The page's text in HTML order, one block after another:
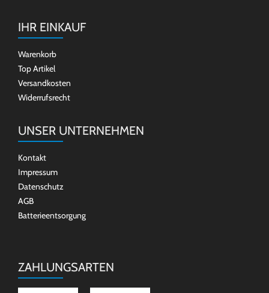
IHR EINKAUF
Warenkorb
Top Artikel
Versandkosten
Widerrufsrecht
UNSER UNTERNEHMEN
Kontakt
Impressum
Datenschutz
AGB
Batterieentsorgung
ZAHLUNGSARTEN